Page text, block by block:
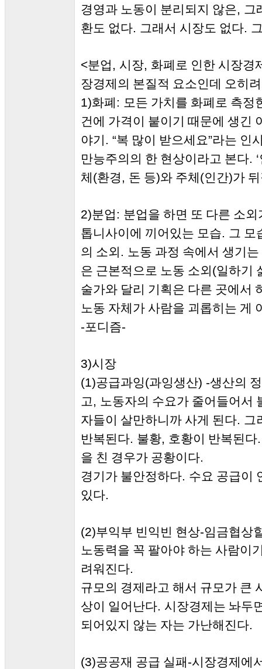
경영과 노동이 분리되지 않은, 그
환도 없다. 그래서 시장도 없다.
<분업 , 시장, 화폐로 인한 시장경
장경제의 본질적 요소인데 오히
1)화폐 : 모든 가치를 화폐로 측정
건에 가격이 붙이기 때문에 생긴
야기 . “복 많이 받으세요”라는 인
만능주의의 한 현상이라고 본다. ‘
체 (환경 , 돈 등)와 주체 (인간)가
2)분업 : 분업을 하면 또 다른 소외
톱니사이에 끼어있는 모습. 그 모
의 소외 . 노동 과정 속에서 생기는
은 근본적으로 노동 소외 (일하기
술가와 달리 기획은 다른 곳에서
노동 자체가 사람을 괴롭히는 게
-포디즘-
3)시장
(1)공급과잉(과잉생산) -생산의
고 , 노동자의 수요가 줄어들어서
자들이 살만하니까 사게 된다. 그
반복된다. 불황, 호황이 반복된다
을 친 경우가 공황이다.
경기가 불안정하다. 수요 공급이
있다.
(2)부익부 빈익빈 현상-임금협상
노동력을 꼭 팔아야 하는 사람이
려워진다.
규모의 경제라고 해서 규모가 큰
상이 일어난다. 시장경제는 놔두
되어있지 않는 자는 가난해진다.
(3)공공재 공급 실패 -시장경제에